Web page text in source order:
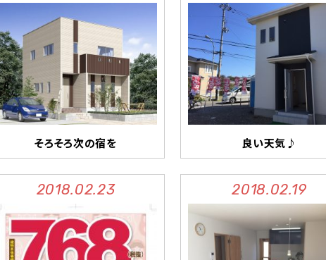
そろそろ次の宿を 良い天気♪
2018.02.23 2018.02.19